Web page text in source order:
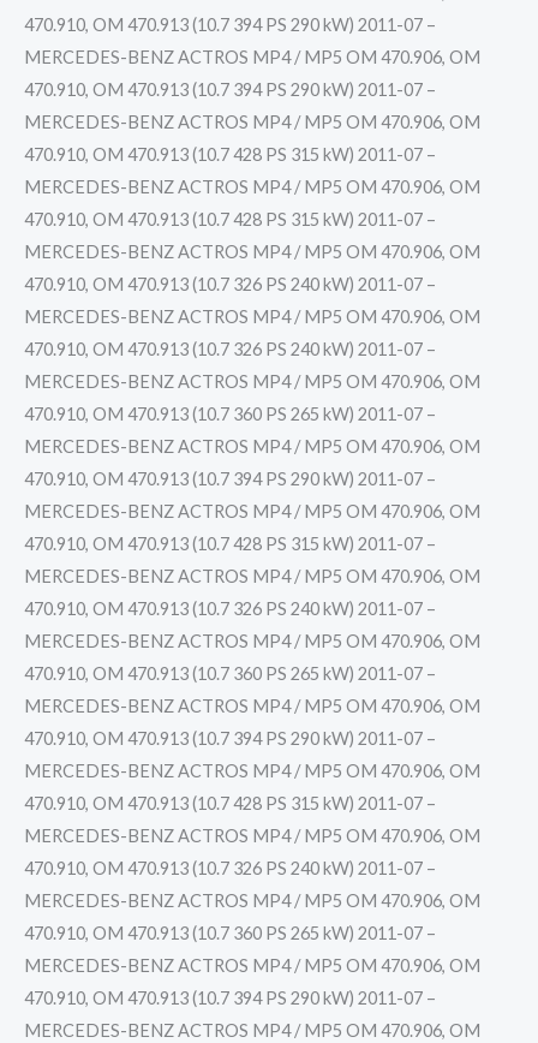
470.910, OM 470.913 (10.7 394 PS 290 kW) 2011-07 –
MERCEDES-BENZ ACTROS MP4 / MP5 OM 470.906, OM
470.910, OM 470.913 (10.7 394 PS 290 kW) 2011-07 –
MERCEDES-BENZ ACTROS MP4 / MP5 OM 470.906, OM
470.910, OM 470.913 (10.7 428 PS 315 kW) 2011-07 –
MERCEDES-BENZ ACTROS MP4 / MP5 OM 470.906, OM
470.910, OM 470.913 (10.7 428 PS 315 kW) 2011-07 –
MERCEDES-BENZ ACTROS MP4 / MP5 OM 470.906, OM
470.910, OM 470.913 (10.7 326 PS 240 kW) 2011-07 –
MERCEDES-BENZ ACTROS MP4 / MP5 OM 470.906, OM
470.910, OM 470.913 (10.7 326 PS 240 kW) 2011-07 –
MERCEDES-BENZ ACTROS MP4 / MP5 OM 470.906, OM
470.910, OM 470.913 (10.7 360 PS 265 kW) 2011-07 –
MERCEDES-BENZ ACTROS MP4 / MP5 OM 470.906, OM
470.910, OM 470.913 (10.7 394 PS 290 kW) 2011-07 –
MERCEDES-BENZ ACTROS MP4 / MP5 OM 470.906, OM
470.910, OM 470.913 (10.7 428 PS 315 kW) 2011-07 –
MERCEDES-BENZ ACTROS MP4 / MP5 OM 470.906, OM
470.910, OM 470.913 (10.7 326 PS 240 kW) 2011-07 –
MERCEDES-BENZ ACTROS MP4 / MP5 OM 470.906, OM
470.910, OM 470.913 (10.7 360 PS 265 kW) 2011-07 –
MERCEDES-BENZ ACTROS MP4 / MP5 OM 470.906, OM
470.910, OM 470.913 (10.7 394 PS 290 kW) 2011-07 –
MERCEDES-BENZ ACTROS MP4 / MP5 OM 470.906, OM
470.910, OM 470.913 (10.7 428 PS 315 kW) 2011-07 –
MERCEDES-BENZ ACTROS MP4 / MP5 OM 470.906, OM
470.910, OM 470.913 (10.7 326 PS 240 kW) 2011-07 –
MERCEDES-BENZ ACTROS MP4 / MP5 OM 470.906, OM
470.910, OM 470.913 (10.7 360 PS 265 kW) 2011-07 –
MERCEDES-BENZ ACTROS MP4 / MP5 OM 470.906, OM
470.910, OM 470.913 (10.7 394 PS 290 kW) 2011-07 –
MERCEDES-BENZ ACTROS MP4 / MP5 OM 470.906, OM